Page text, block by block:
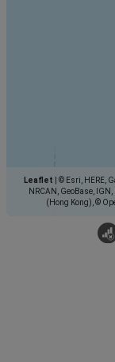
Leaflet
© Esri, HERE,
NRCAN, GeoBase,
(Hong Kong), ©